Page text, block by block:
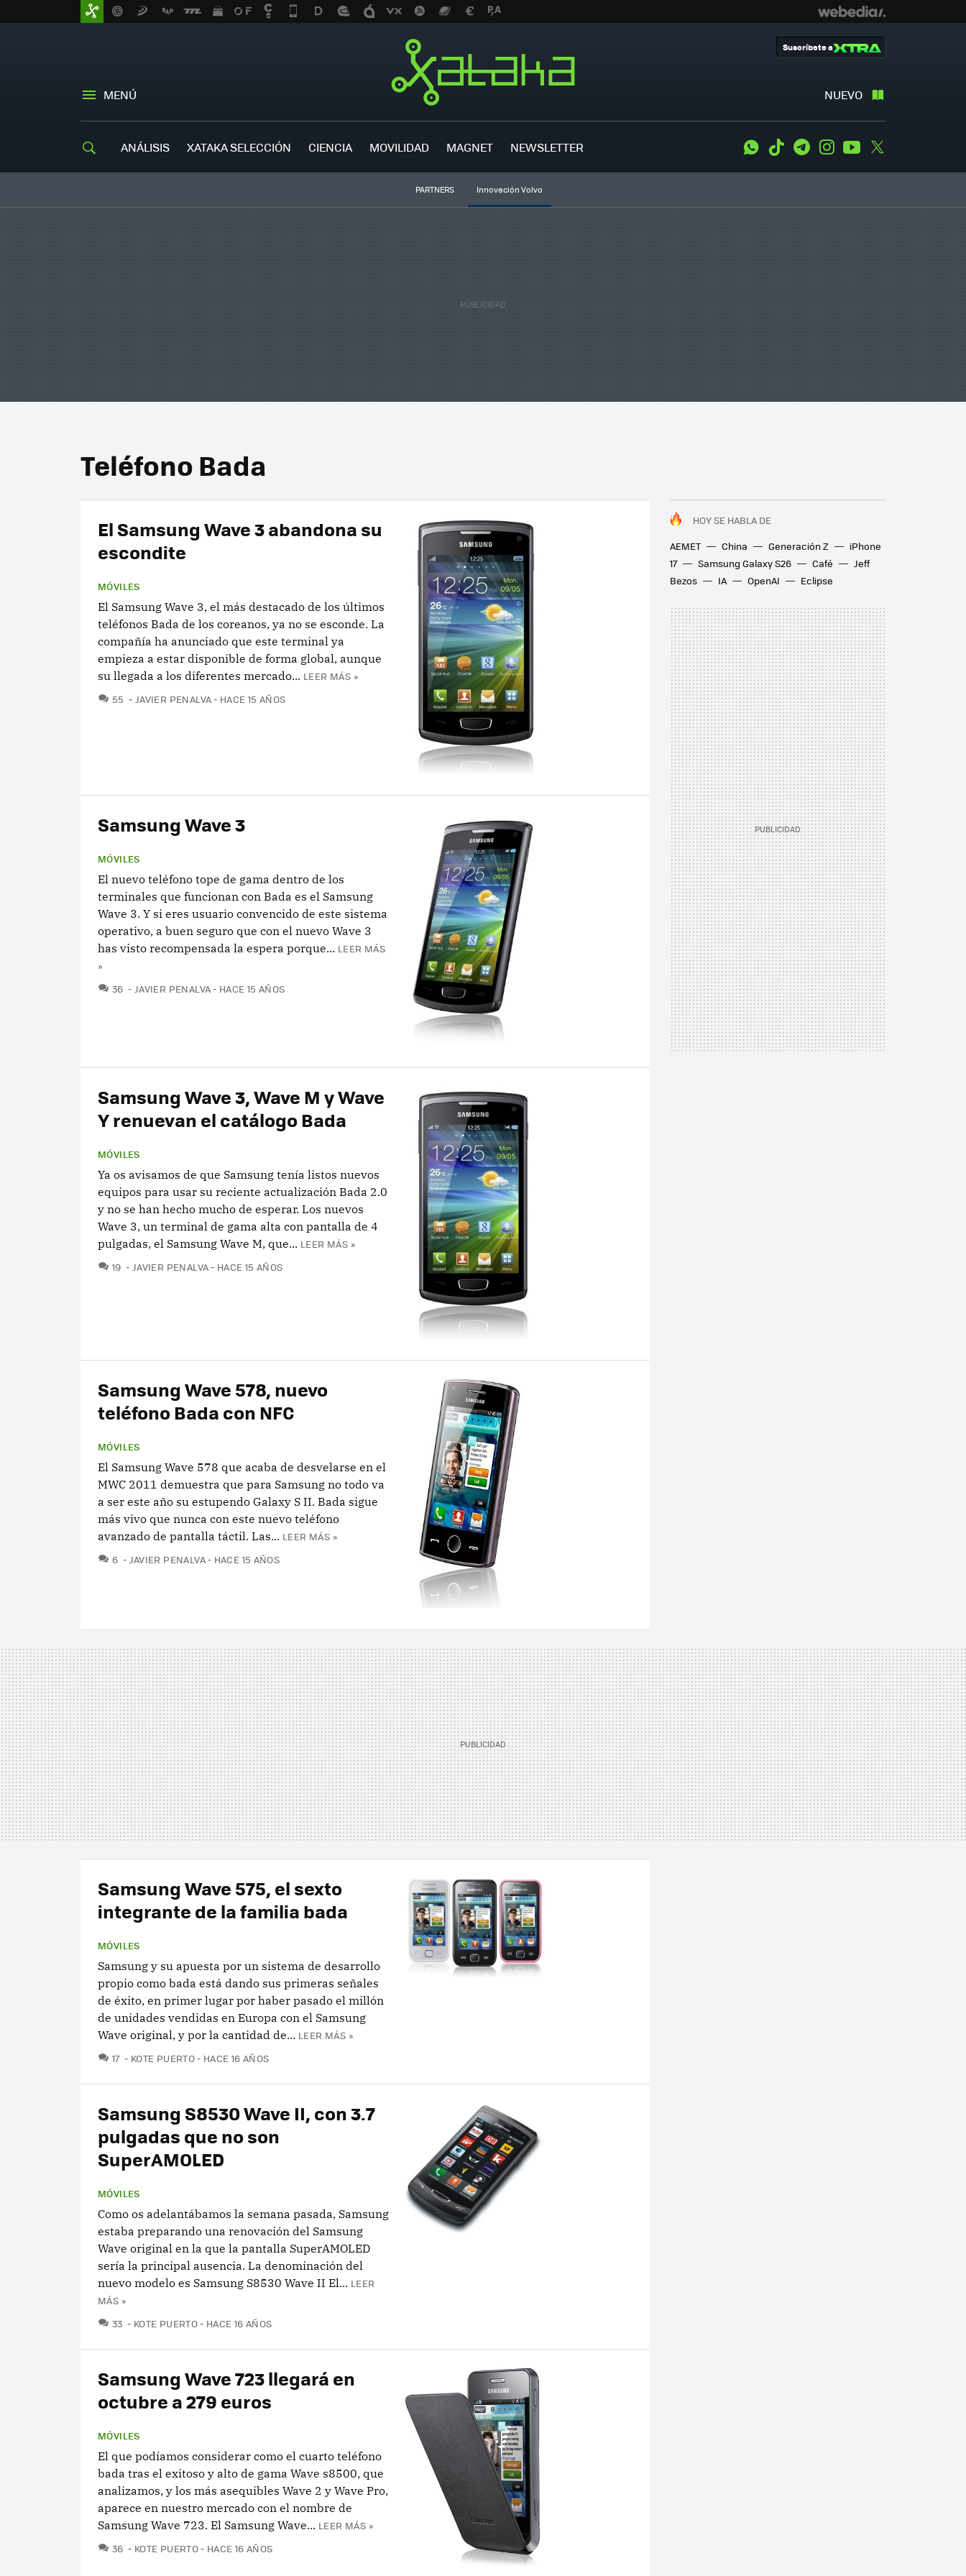
MENÚ NUEVO
Suscríbete a
ANÁLISIS XATAKA SELECCIÓN CIENCIA MOVILIDAD MAGNET NEWSLETTER WhatsApp
Tiktok TelegramInstagramYoutube
PARTNERS Innovación Volvo
Teléfono Bada
HOY SE HABLA DE
AEMET
China Generación Z
iPhone
17
Samsung Galaxy S26 Café
Jeff
Bezos
IA OpenAI Eclipse
El Samsung Wave 3 abandona su
escondite
MÓVILES
El Samsung Wave 3, el más destacado de los últimos
teléfonos Bada de los coreanos, ya no se esconde. La
compañía ha anunciado que este terminal ya
empieza a estar disponible de forma global, aunque
su llegada a los diferentes mercado... LEER MÁS »
55 COMENTARIOS
JAVIER PENALVA HACE 15 AÑOS
Samsung Wave 3
MÓVILES
El nuevo teléfono tope de gama dentro de los
terminales que funcionan con Bada es el Samsung
Wave 3. Y si eres usuario convencido de este sistema
operativo, a buen seguro que con el nuevo Wave 3
has visto recompensada la espera porque... LEER MÁS
»
36 COMENTARIOS
JAVIER PENALVA HACE 15 AÑOS
Samsung Wave 3, Wave M y Wave
Y renuevan el catálogo Bada
MÓVILES
Ya os avisamos de que Samsung tenía listos nuevos
equipos para usar su reciente actualización Bada 2.0
y no se han hecho mucho de esperar. Los nuevos
Wave 3, un terminal de gama alta con pantalla de 4
pulgadas, el Samsung Wave M, que... LEER MÁS »
19 COMENTARIOS
JAVIER PENALVA HACE 15 AÑOS
Samsung Wave 578, nuevo
teléfono Bada con NFC
MÓVILES
El Samsung Wave 578 que acaba de desvelarse en el
MWC 2011 demuestra que para Samsung no todo va
a ser este año su estupendo Galaxy S II. Bada sigue
más vivo que nunca con este nuevo teléfono
avanzado de pantalla táctil. Las... LEER MÁS »
6 COMENTARIOS
JAVIER PENALVA HACE 15 AÑOS
Samsung Wave 575, el sexto
integrante de la familia bada
MÓVILES
Samsung y su apuesta por un sistema de desarrollo
propio como bada está dando sus primeras señales
de éxito, en primer lugar por haber pasado el millón
de unidades vendidas en Europa con el Samsung
Wave original, y por la cantidad de... LEER MÁS »
17 COMENTARIOS
KOTE PUERTO HACE 16 AÑOS
Samsung S8530 Wave II, con 3.7
pulgadas que no son
SuperAMOLED
MÓVILES
Como os adelantábamos la semana pasada, Samsung
estaba preparando una renovación del Samsung
Wave original en la que la pantalla SuperAMOLED
sería la principal ausencia. La denominación del
nuevo modelo es Samsung S8530 Wave II El... LEER
MÁS »
33 COMENTARIOS
KOTE PUERTO HACE 16 AÑOS
Samsung Wave 723 llegará en
octubre a 279 euros
MÓVILES
El que podíamos considerar como el cuarto teléfono
bada tras el exitoso y alto de gama Wave s8500, que
analizamos, y los más asequibles Wave 2 y Wave Pro,
aparece en nuestro mercado con el nombre de
Samsung Wave 723. El Samsung Wave... LEER MÁS »
36 COMENTARIOS
KOTE PUERTO HACE 16 AÑOS